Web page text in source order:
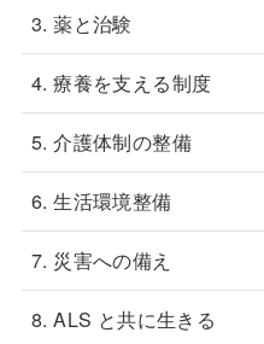
3. 薬と治験
4. 療養を支える制度
5. 介護体制の整備
6. 生活環境整備
7. 災害への備え
8. ALS と共に生きる